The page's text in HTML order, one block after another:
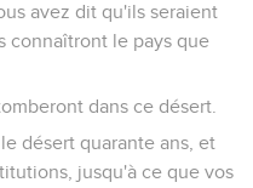
avez dit qu'ils seraient
connaîtront le pays que
dans ce désert.
désert quarante ans, et
jusqu'à ce que vos